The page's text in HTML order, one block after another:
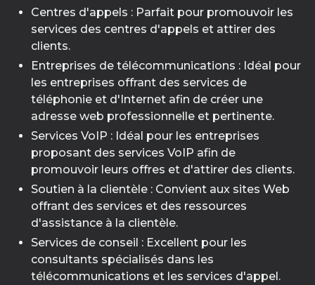
Centres d'appels : Parfait pour promouvoir les
services des centres d'appels et attirer des
clients.
Entreprises de télécommunications : Idéal pour
les entreprises offrant des services de
téléphonie et d'Internet afin de créer une
adresse web professionnelle et pertinente.
Services VoIP : Idéal pour les entreprises
proposant des services VoIP afin de
promouvoir leurs offres et d'attirer des clients.
Soutien à la clientèle : Convient aux sites Web
offrant des services et des ressources
d'assistance à la clientèle.
Services de conseil : Excellent pour les
consultants spécialisés dans les
télécommunications et les services d'appel.